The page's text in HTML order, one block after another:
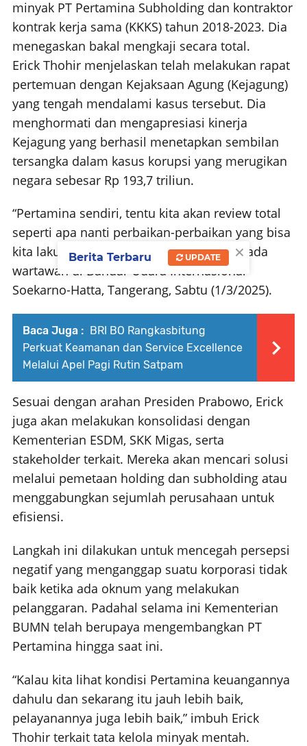
minyak PT Pertamina Subholding dan kontraktor
kontrak kerja sama (KKKS) tahun 2018-2023. Dia
menegaskan bakal mengkaji secara total.
Erick Thohir menjelaskan telah melakukan rapat
pertemuan dengan Kejaksaan Agung (Kejagung)
yang tengah mendalami kasus tersebut. Dia
menghormati dan mengapresiasi kinerja
Kejagung yang berhasil menetapkan sembilan
tersangka dalam kasus korupsi yang merugikan
negara sebesar Rp 193,7 triliun.
“Pertamina sendiri, tentu kita akan review total
seperti apa nanti perbaikan-perbaikan yang bisa
kita lakukan ke depannya,” kata Erick kepada
wartawan di Bandar Udara Internasional
Soekarno-Hatta, Tangerang, Sabtu (1/3/2025).
Baca Juga : BRI BO Rangkasbitung
Perkuat Keamanan dan Service Excellence
Melalui Apel Pagi Rutin Satpam
Sesuai dengan arahan Presiden Prabowo, Erick
juga akan melakukan konsolidasi dengan
Kementerian ESDM, SKK Migas, serta
stakeholder terkait. Mereka akan mencari solusi
melalui pemetaan holding dan subholding atau
menggabungkan sejumlah perusahaan untuk
efisiensi.
Langkah ini dilakukan untuk mencegah persepsi
negatif yang menganggap suatu korporasi tidak
baik ketika ada oknum yang melakukan
pelanggaran. Padahal selama ini Kementerian
BUMN telah berupaya mengembangkan PT
Pertamina hingga saat ini.
“Kalau kita lihat kondisi Pertamina keuangannya
dahulu dan sekarang itu jauh lebih baik,
pelayanannya juga lebih baik,” imbuh Erick
Thohir terkait tata kelola minyak mentah.
×
Berita Terbaru UPDATE